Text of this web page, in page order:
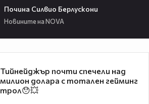
Почина Силвио Берлускони
Новините на NOVA
Тийнейджър почти спечели над
милион долара с тотален гейминг
трол😯💥